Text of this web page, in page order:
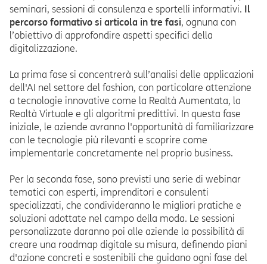
seminari, sessioni di consulenza e sportelli informativi. Il
percorso formativo si articola in tre fasi, ognuna con
l’obiettivo di approfondire aspetti specifici della
digitalizzazione.
La prima fase si concentrerà sull’analisi delle applicazioni
dell'AI nel settore del fashion, con particolare attenzione
a tecnologie innovative come la Realtà Aumentata, la
Realtà Virtuale e gli algoritmi predittivi. In questa fase
iniziale, le aziende avranno l'opportunità di familiarizzare
con le tecnologie più rilevanti e scoprire come
implementarle concretamente nel proprio business.
Per la seconda fase, sono previsti una serie di webinar
tematici con esperti, imprenditori e consulenti
specializzati, che condivideranno le migliori pratiche e
soluzioni adottate nel campo della moda. Le sessioni
personalizzate daranno poi alle aziende la possibilità di
creare una roadmap digitale su misura, definendo piani
d'azione concreti e sostenibili che guidano ogni fase del